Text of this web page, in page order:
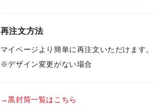
再注文方法
マイページより簡単に再注文いただけます。
※デザイン変更がない場合
→黒封筒一覧はこちら